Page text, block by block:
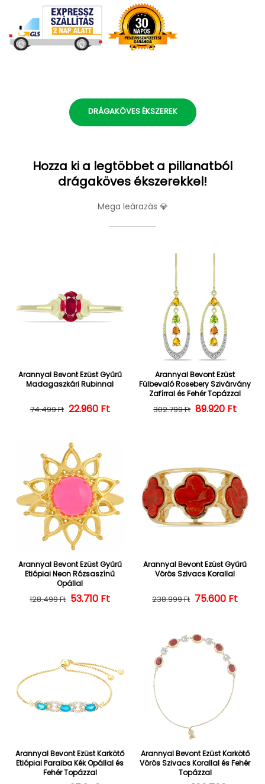
DRÁGAKÖVES ÉKSZEREK
Hozza ki a legtöbbet a pillanatból
drágaköves ékszerekkel!
Mega leárazás 💎
Arannyal Bevont Ezüst Gyűrű
Madagaszkári Rubinnal
Normál ár
74.499 Ft Kedvezményes ár
22.960 Ft
Arannyal Bevont Ezüst
Fülbevaló Rosebery Szivárvány
Zafírral és Fehér Topázzal
Normál ár
302.799 Ft 89.920 Ft
Arannyal Bevont Ezüst Gyűrű
Etiópiai Neon Rózsaszínű
Opállal
Normál ár
128.499 Ft Kedvezményes ár
53.710 Ft
Arannyal Bevont Ezüst Gyűrű
Vörös Szivacs Korallal
Normál ár
238.999 Ft 75.600 Ft
Arannyal Bevont Ezüst Karkötő
Etiópiai Paraiba Kék Opállal és
Fehér Topázzal
Arannyal Bevont Ezüst Karkötő
Vörös Szivacs Korallal és Fehér
Topázzal